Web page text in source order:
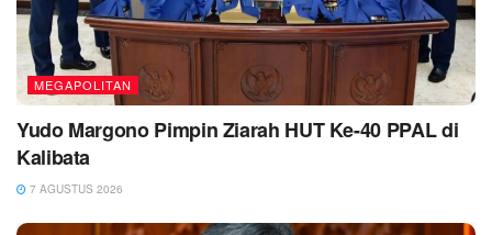
MEGAPOLITAN
Yudo Margono Pimpin Ziarah HUT Ke-40 PPAL di
Kalibata
7 AGUSTUS 2026